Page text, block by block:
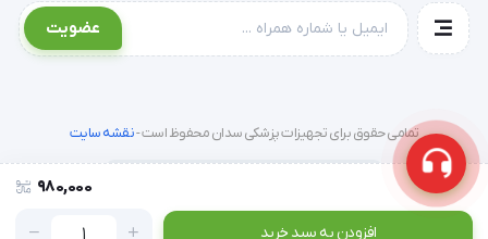
980,000
افزودن به سبد خرید
عضویت
تمامی حقوق برای تجهیزات پزشکی سدان محفوظ است -نقشه سایت